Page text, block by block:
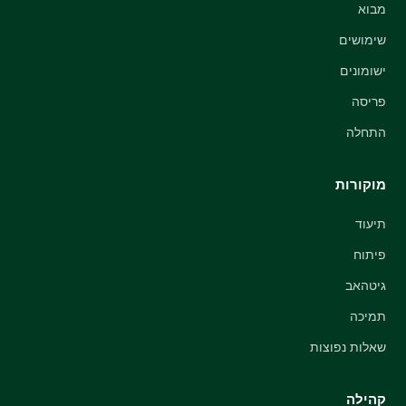
מבוא
שימושים
ישומונים
פריסה
התחלה
מוקורות
תיעוד
פיתוח
גיטהאב
תמיכה
שאלות נפוצות
קהילה